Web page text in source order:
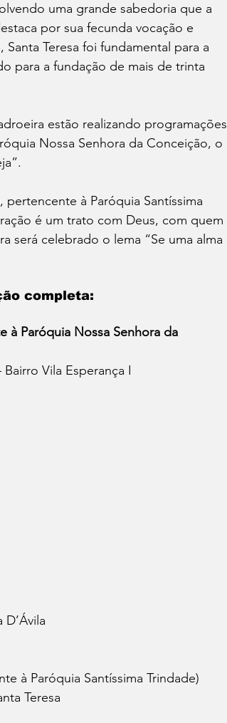
uma grande sabedoria que a
por sua fecunda vocação e
Teresa foi fundamental para a
para a fundação de mais de trinta
estão realizando programações
Nossa Senhora da Conceição, o
pertencente à Paróquia Santíssima
é um trato com Deus, com quem
será celebrado o lema “Se uma alma
completa:
à Paróquia Nossa Senhora da
Vila Esperança I
à Paróquia Santíssima Trindade)
Teresa